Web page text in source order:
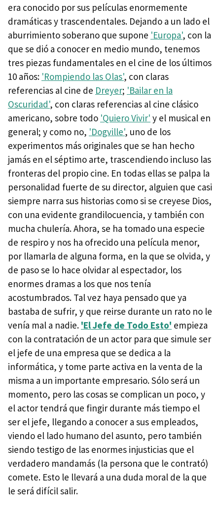
era conocido por sus películas enormemente
dramáticas y trascendentales. Dejando a un lado el
aburrimiento soberano que supone 'Europa', con la
que se dió a conocer en medio mundo, tenemos
tres piezas fundamentales en el cine de los últimos
10 años: 'Rompiendo las Olas', con claras
referencias al cine de Dreyer; 'Bailar en la
Oscuridad', con claras referencias al cine clásico
americano, sobre todo 'Quiero Vivir' y el musical en
general; y como no, 'Dogville', uno de los
experimentos más originales que se han hecho
jamás en el séptimo arte, trascendiendo incluso las
fronteras del propio cine. En todas ellas se palpa la
personalidad fuerte de su director, alguien que casi
siempre narra sus historias como si se creyese Dios,
con una evidente grandilocuencia, y también con
mucha chulería. Ahora, se ha tomado una especie
de respiro y nos ha ofrecido una película menor,
por llamarla de alguna forma, en la que se olvida, y
de paso se lo hace olvidar al espectador, los
enormes dramas a los que nos tenía
acostumbrados. Tal vez haya pensado que ya
bastaba de sufrir, y que reirse durante un rato no le
venía mal a nadie. 'El Jefe de Todo Esto' empieza
con la contratación de un actor para que simule ser
el jefe de una empresa que se dedica a la
informática, y tome parte activa en la venta de la
misma a un importante empresario. Sólo será un
momento, pero las cosas se complican un poco, y
el actor tendrá que fingir durante más tiempo el
ser el jefe, llegando a conocer a sus empleados,
viendo el lado humano del asunto, pero también
siendo testigo de las enormes injusticias que el
verdadero mandamás (la persona que le contrató)
comete. Esto le llevará a una duda moral de la que
le será difícil salir.